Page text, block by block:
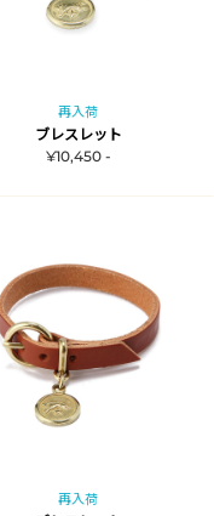
再入荷
ブレスレット
¥10,450 -
再入荷